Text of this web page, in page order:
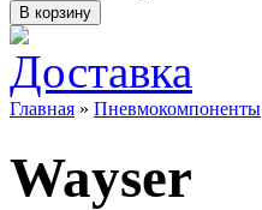
Главная » Пневмокомпоненты
Wayser